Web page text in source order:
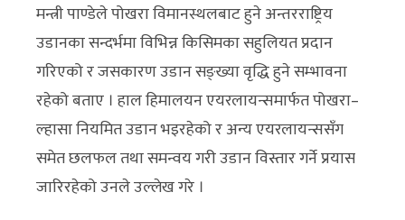
मन्त्री पाण्डेले पोखरा विमानस्थलबाट हुने अन्तरराष्ट्रिय
उडानका सन्दर्भमा विभिन्न किसिमका सहुलियत प्रदान
गरिएको र जसकारण उडान सङ्ख्या वृद्धि हुने सम्भावना
रहेको बताए । हाल हिमालयन एयरलायन्समार्फत पोखरा–
ल्हासा नियमित उडान भइरहेको र अन्य एयरलायन्ससँग
समेत छलफल तथा समन्वय गरी उडान विस्तार गर्ने प्रयास
जारिरहेको उनले उल्लेख गरे ।